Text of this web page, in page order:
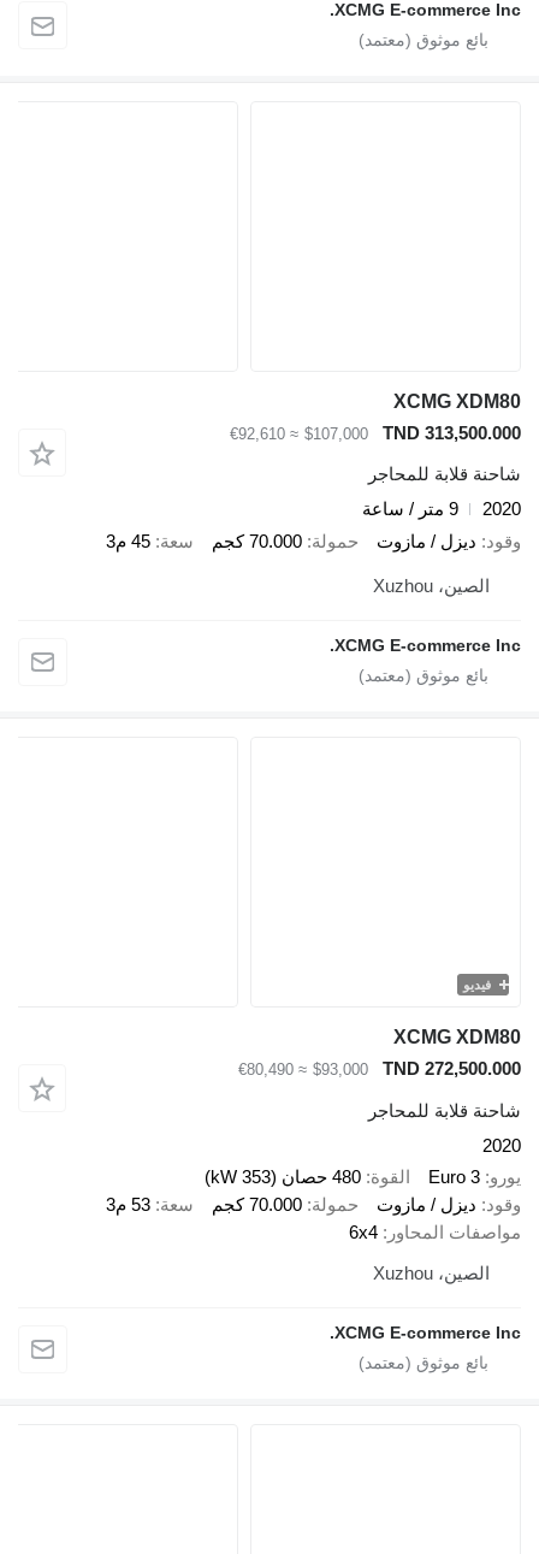
XCMG E-
XCMG
TND
$107,000
≈ €92,610
للمحاجر
9 متر / ساعة
ديزل / مازوت
حمولة 70.000 كجم سعة 45 م3
XCMG E-
XCMG
TND
$93,000
≈ €80,490
للمحاجر
Euro 3 القوة
480 حصان (353 kW)
ديزل / مازوت
حمولة 70.000 كجم سعة
53 م3
المحاور
6x4
XCMG E-